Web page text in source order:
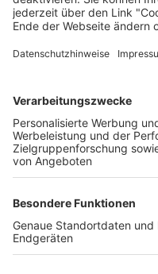
Freiburger Wochenbericht